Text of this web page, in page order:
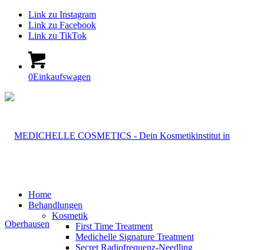
Link zu Instagram
Link zu Facebook
Link zu TikTok
0Einkaufswagen
Home
Behandlungen
Kosmetik
First Time Treatment
Medichelle Signature Treatment
Secret Radiofrequenz-Needling